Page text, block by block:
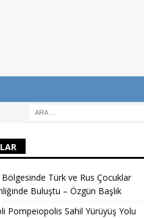
Türk ve Rus Çocuklar
Buluştu – Özgün Başlık
Pompeiopolis Sahil Yürüyüş Yolu